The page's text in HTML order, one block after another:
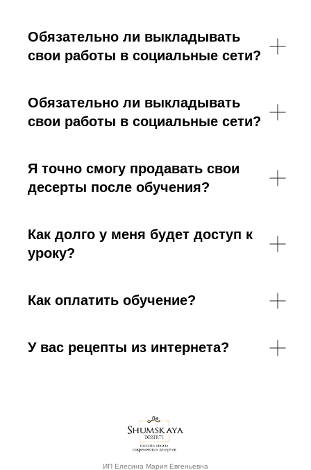
Обязательно ли выкладывать
свои работы в социальные сети?
Обязательно ли выкладывать
свои работы в социальные сети?
Я точно смогу продавать свои
десерты после обучения?
Как долго у меня будет доступ к
уроку?
Как оплатить обучение?
У вас рецепты из интернета?
ИП Елесина Мария Евгеньевна